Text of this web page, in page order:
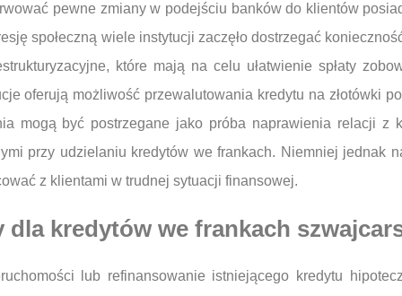
pewne zmiany w podejściu banków do klientów
społeczną wiele instytucji zaczęło dostrzegać
które mają na celu ułatwienie spłaty
oferują możliwość przewalutowania kredytu na złotówki
mogą być postrzegane jako próba naprawienia relacji
przy udzielaniu kredytów we frankach. Niemniej jednak
z klientami w trudnej sytuacji finansowej.
dla kredytów we frankach
lub refinansowanie istniejącego kredytu